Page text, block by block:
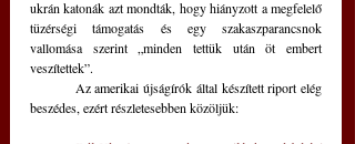
ukrán katonák azt mondták, hogy hiányzott a megfelelő
tüzérségi támogatás és egy szakaszparancsnok
vallomása szerint „minden tettük után öt embert
veszítettek”.
beszédes, ezért részletesebben közöljük: